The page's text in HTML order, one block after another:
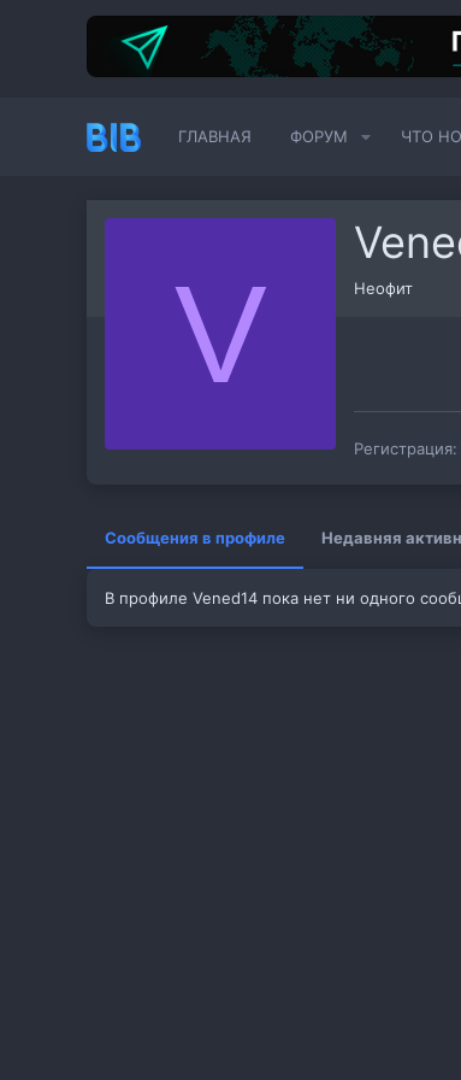
ГЛАВНАЯ ФОРУМ ЧТО
V Неофит
Регистрация
Сообщения в профиле Недавняя
В профиле Vened14 пока нет ни одного